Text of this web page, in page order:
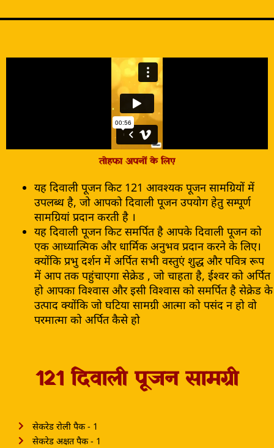
तोहफा अपनों के लिए
यह दिवाली पूजन किट 121 आवश्यक पूजन सामग्रियों में
उपलब्ध है, जो आपको दिवाली पूजन उपयोग हेतु सम्पूर्ण
सामग्रियां प्रदान करती है ।
यह दिवाली पूजन किट समर्पित है आपके दिवाली पूजन को
एक आध्यात्मिक और धार्मिक अनुभव प्रदान करने के लिए।
क्योंकि प्रभु दर्शन में अर्पित सभी वस्तुएं शुद्ध और पवित्र रूप
में आप तक पहुंचाएगा सेक्रेड , जो चाहता है, ईश्वर को अर्पित
हो आपका विश्वास और इसी विश्वास को समर्पित है सेक्रेड के
उत्पाद क्योंकि जो घटिया सामग्री आत्मा को पसंद न हो वो
परमात्मा को अर्पित कैसे हो
121 दिवाली पूजन सामग्री
सेकरेड रोली पैक - 1
सेकरेड अक्षत पैक - 1